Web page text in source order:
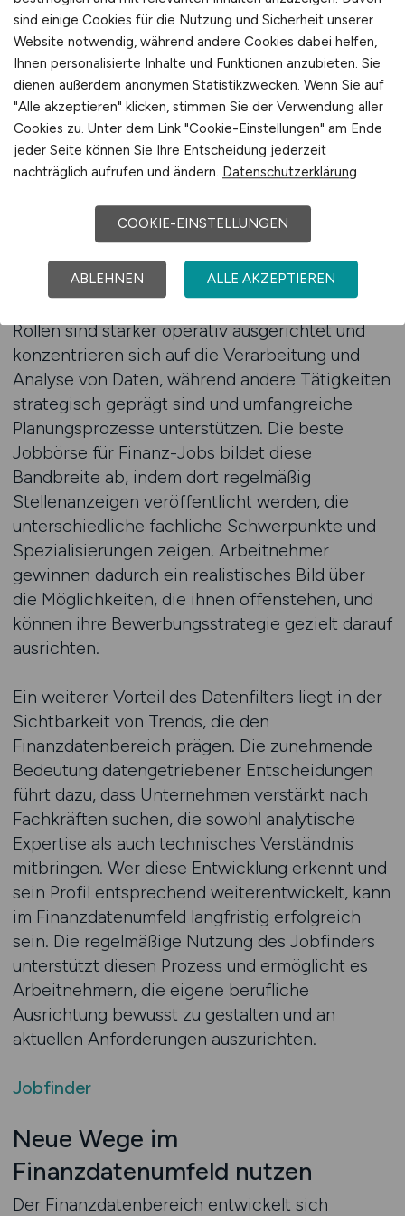
ausblenden. Dies hilft besonders in einem
Datenumfeld, das von hoher Spezialisierung
geprägt ist und zahlreiche unterschiedliche
Rollen umfasst. Arbeitnehmer können sich auf
jene Stellen konzentrieren, die ihrem Profil
entsprechen und gleichzeitig attraktive
Entwicklungschancen bieten. Der strukturierte
Zugang erleichtert den Überblick und sorgt für
Klarheit im Bewerbungsprozess.
Die gefilterten Ergebnisse verdeutlichen, wie
vielfältig die beruflichen Optionen im
Finanzdatenbereich tatsächlich sind. Einige
Rollen sind stärker operativ ausgerichtet und
konzentrieren sich auf die Verarbeitung und
Analyse von Daten, während andere Tätigkeiten
strategisch geprägt sind und umfangreiche
Planungsprozesse unterstützen. Die beste
Jobbörse für Finanz-Jobs bildet diese
Bandbreite ab, indem dort regelmäßig
Stellenanzeigen veröffentlicht werden, die
unterschiedliche fachliche Schwerpunkte und
Spezialisierungen zeigen. Arbeitnehmer
gewinnen dadurch ein realistisches Bild über
die Möglichkeiten, die ihnen offenstehen, und
können ihre Bewerbungsstrategie gezielt darauf
ausrichten.
Ein weiterer Vorteil des Datenfilters liegt in der
Sichtbarkeit von Trends, die den
Finanzdatenbereich prägen. Die zunehmende
Bedeutung datengetriebener Entscheidungen
führt dazu, dass Unternehmen verstärkt nach
Fachkräften suchen, die sowohl analytische
Expertise als auch technisches Verständnis
mitbringen. Wer diese Entwicklung erkennt und
sein Profil entsprechend weiterentwickelt, kann
im Finanzdatenumfeld langfristig erfolgreich
sein. Die regelmäßige Nutzung des Jobfinders
unterstützt diesen Prozess und ermöglicht es
Arbeitnehmern, die eigene berufliche
Ausrichtung bewusst zu gestalten und an
aktuellen Anforderungen auszurichten.
Jobfinder
Neue Wege im
Finanzdatenumfeld nutzen
Der Finanzdatenbereich entwickelt sich
sind einige Cookies für die Nutzung und Sicherheit unserer
Website notwendig, während andere Cookies dabei helfen,
Ihnen personalisierte Inhalte und Funktionen anzubieten. Sie
dienen außerdem anonymen Statistikzwecken. Wenn Sie auf
"Alle akzeptieren" klicken, stimmen Sie der Verwendung aller
Cookies zu. Unter dem Link "Cookie-Einstellungen" am Ende
jeder Seite können Sie Ihre Entscheidung jederzeit
nachträglich aufrufen und ändern. Datenschutzerklärung
COOKIE-EINSTELLUNGEN
ABLEHNEN ALLE AKZEPTIEREN